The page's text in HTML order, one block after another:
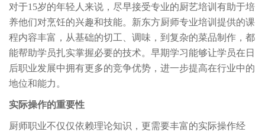
对于15岁的年轻人来说，尽早接受专业的厨艺培训有助于培
养他们对烹饪的兴趣和技能。新东方厨师专业培训提供的课
程内容丰富，从基础的切工、调味，到复杂的菜品制作，都
能帮助学员扎实掌握必要的技术。早期学习能够让学员在日
后职业发展中拥有更多的竞争优势，进一步提高在行业中的
地位和能力。
实际操作的重要性
厨师职业不仅仅依赖理论知识，更需要丰富的实际操作经